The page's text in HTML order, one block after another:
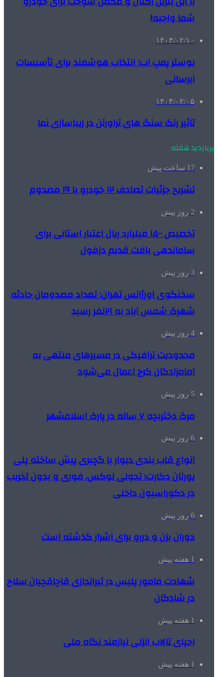
شما واجبه!
۱۴۰۴/۰۲/۱۰
بوستر پمپ آب: انتخاب هوشمند برای تأسیسات
آبرسانی
۱۴۰۴/۰۲/۰۵
تاثیر رنگ سنگ های تراورتن در زیباسازی نما
پربازدید هفته
17 ساعت پیش
تشریح جزئیات تصادف ۱۲ خودرو با ۱۹ مصدوم
2 روز پیش
تخصیص ۱۵۰۰ میلیارد ریال اعتبار استانی برای
ساماندهی بافت قدیم دزفول
3 روز پیش
سخنگوی اورژانس تهران: تعداد مصدومان حادثه
شهرک شمس آباد به ۲۱نفر رسید
4 روز پیش
محدودیت ترافیکی در مسیرهای منتهی به
امامزادگان کرج اعمال می‌شود
5 روز پیش
مرگ دختربچه ۷ ساله در پارک اسلامشهر
6 روز پیش
انواع قاب بندی دیوار با گچبری پیش ساخته پلی
یورتان دکارت؛ تحولی لوکس، فوری و بدون تخریب
در دکوراسیون داخلی
6 روز پیش
دوران بزن و دررو برای اشرار گذشته است
1 هفته پیش
شهادت مامور پلیس در تیراندازی قاچاقچیان سلاح
در شادگان
1 هفته پیش
احیای تالاب انزلی نیازمند نگاه ملی
1 هفته پیش